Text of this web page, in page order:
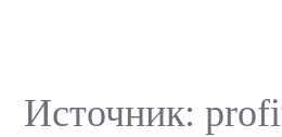
Источник: